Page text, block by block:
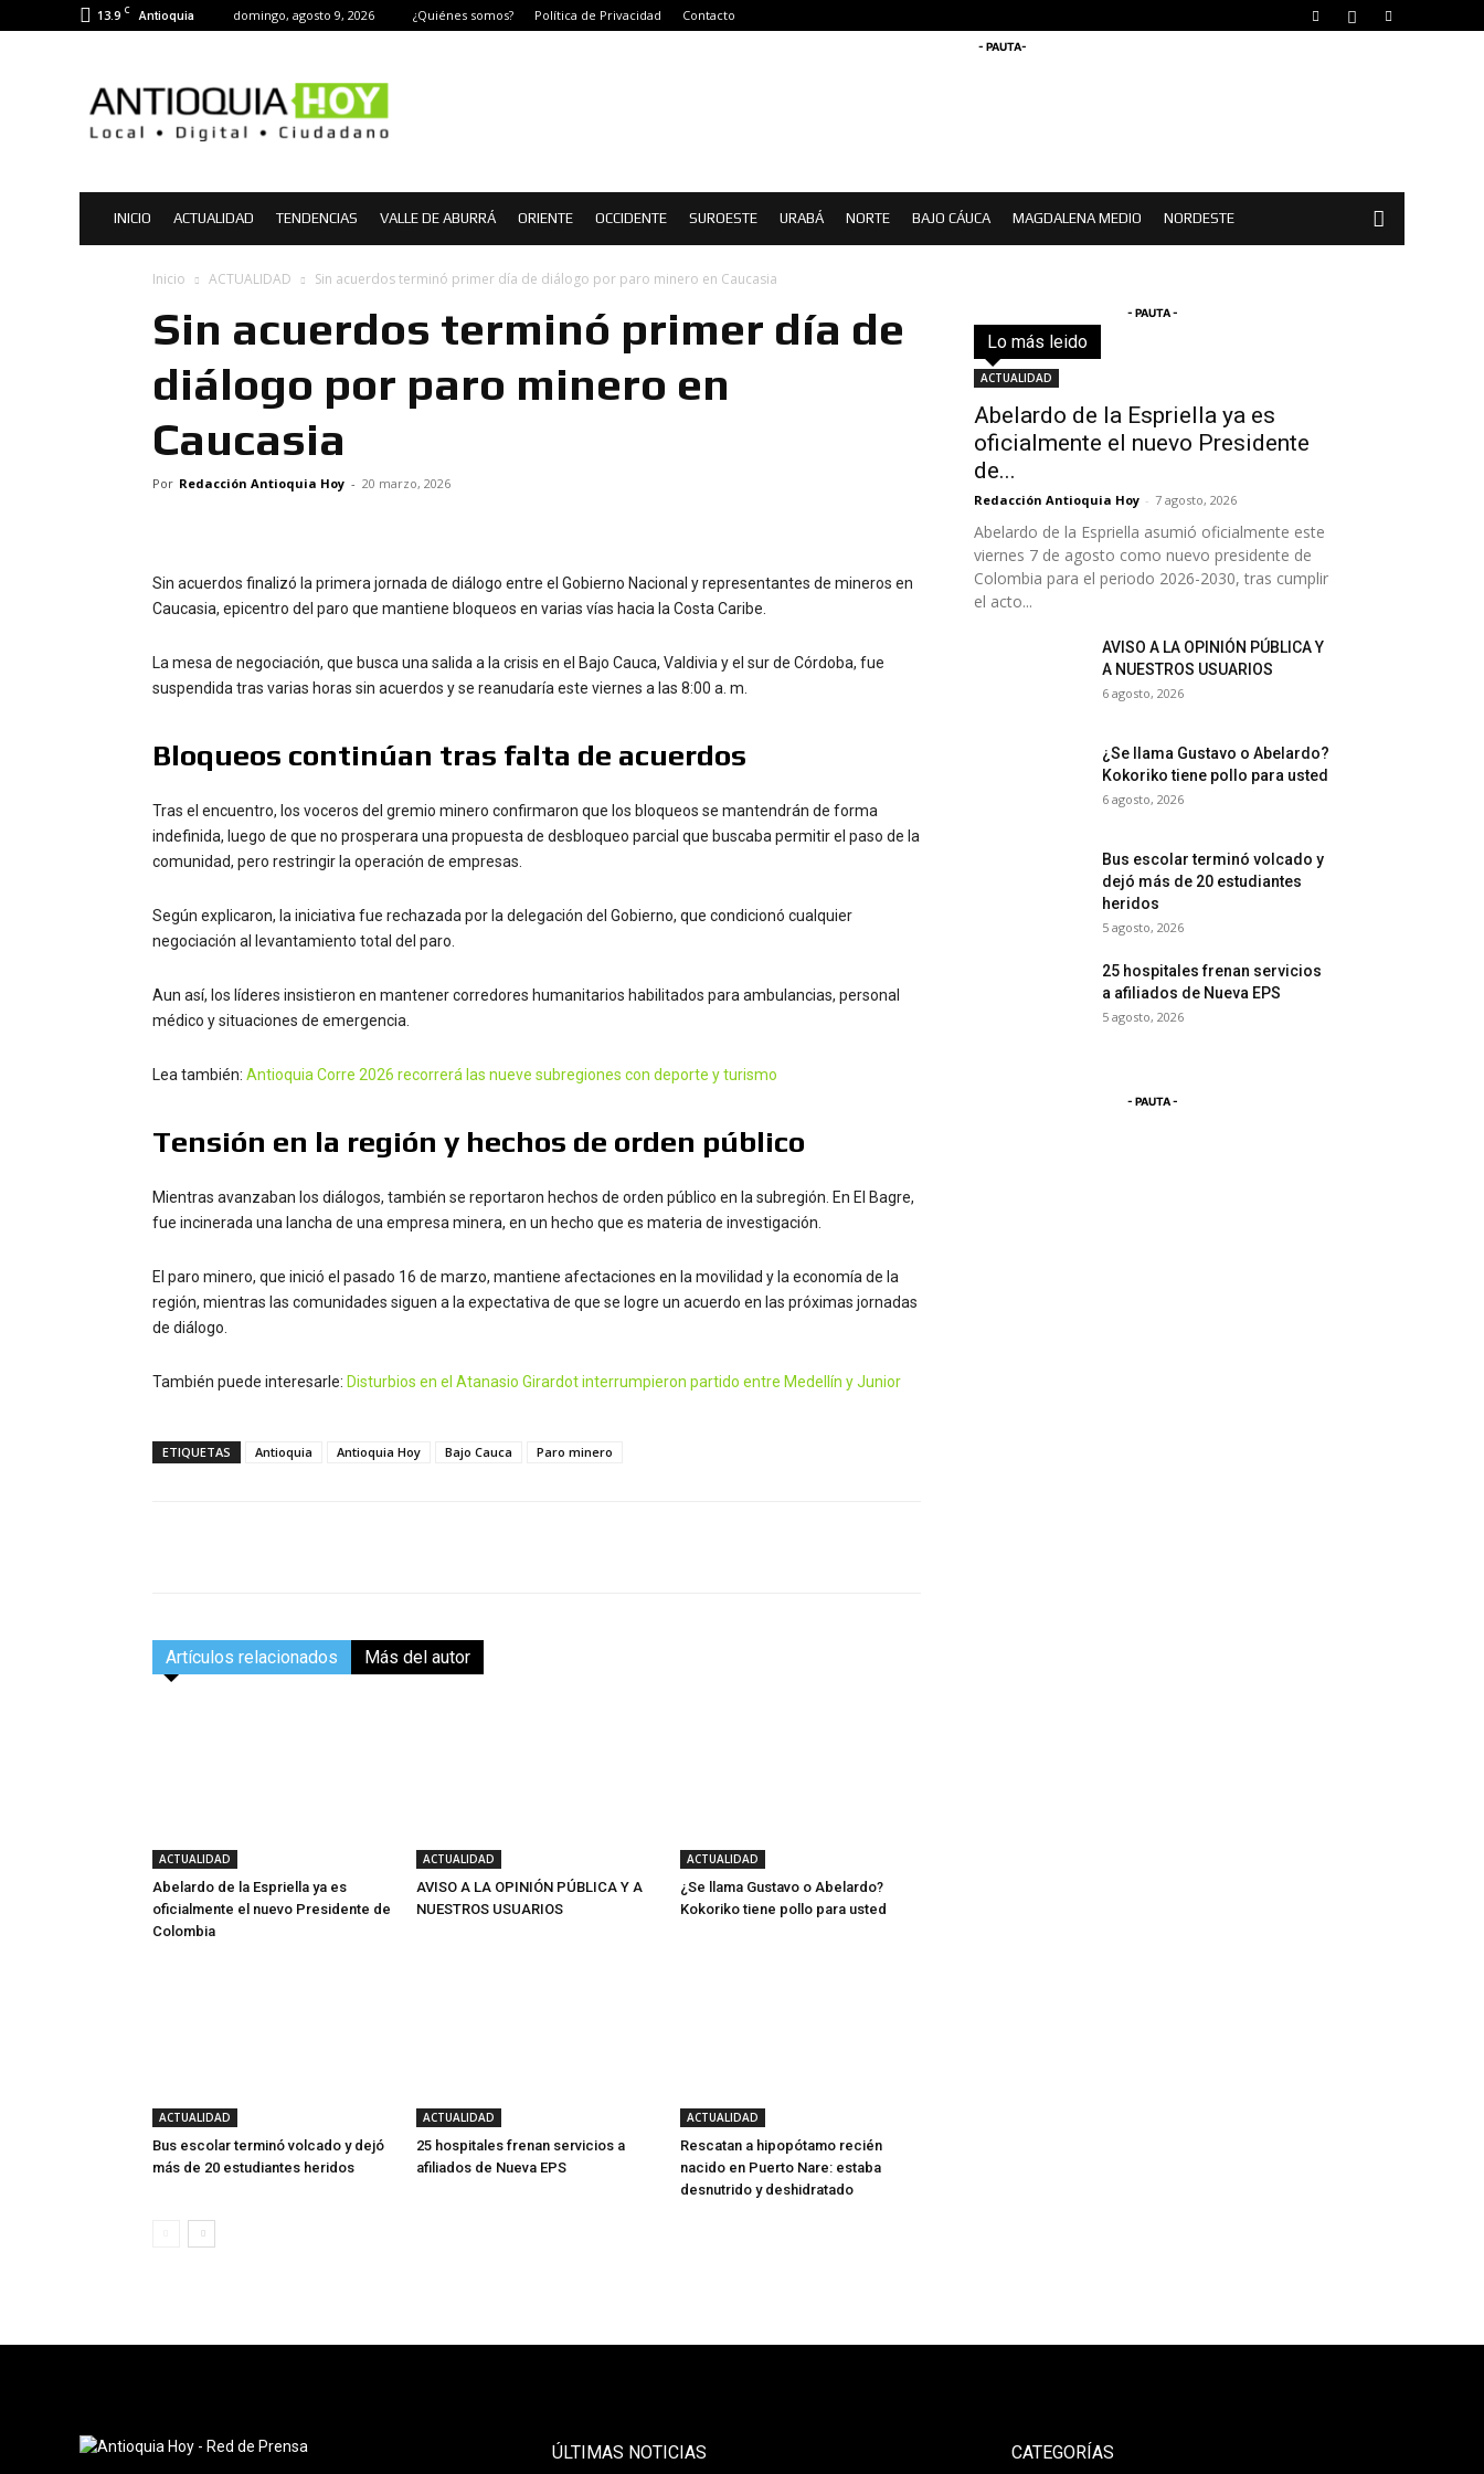
13.9 C Antioquia domingo, agosto 9, 2026 ¿Quiénes somos? Política de Privacidad Contacto
Hoy
|
Noticias
Antioquia
- PAUTA-
INICIO ACTUALIDAD TENDENCIAS VALLE DE ABURRÁ ORIENTE OCCIDENTE SUROESTE URABÁ NORTE BAJO CÁUCA MAGDALENA MEDIO NORDESTE
Inicio ACTUALIDAD Sin acuerdos terminó primer día de diálogo por paro minero en Caucasia
Sin acuerdos terminó primer día de
diálogo por paro minero en
Caucasia
Por Redacción Antioquia Hoy - 20 marzo, 2026
Sin acuerdos finalizó la primera jornada de diálogo entre el Gobierno Nacional y representantes de mineros en
Caucasia, epicentro del paro que mantiene bloqueos en varias vías hacia la Costa Caribe.
La mesa de negociación, que busca una salida a la crisis en el Bajo Cauca, Valdivia y el sur de Córdoba, fue
suspendida tras varias horas sin acuerdos y se reanudaría este viernes a las 8:00 a. m.
Bloqueos continúan tras falta de acuerdos
Tras el encuentro, los voceros del gremio minero confirmaron que los bloqueos se mantendrán de forma
indefinida, luego de que no prosperara una propuesta de desbloqueo parcial que buscaba permitir el paso de la
comunidad, pero restringir la operación de empresas.
Según explicaron, la iniciativa fue rechazada por la delegación del Gobierno, que condicionó cualquier
negociación al levantamiento total del paro.
Aun así, los líderes insistieron en mantener corredores humanitarios habilitados para ambulancias, personal
médico y situaciones de emergencia.
Lea también: Antioquia Corre 2026 recorrerá las nueve subregiones con deporte y turismo
Tensión en la región y hechos de orden público
Mientras avanzaban los diálogos, también se reportaron hechos de orden público en la subregión. En El Bagre,
fue incinerada una lancha de una empresa minera, en un hecho que es materia de investigación.
El paro minero, que inició el pasado 16 de marzo, mantiene afectaciones en la movilidad y la economía de la
región, mientras las comunidades siguen a la expectativa de que se logre un acuerdo en las próximas jornadas
de diálogo.
También puede interesarle: Disturbios en el Atanasio Girardot interrumpieron partido entre Medellín y Junior
ETIQUETAS Antioquia Antioquia Hoy Bajo Cauca Paro minero
Artículos relacionados Más del autor
ACTUALIDAD
Abelardo de la Espriella ya es
oficialmente el nuevo Presidente de
Colombia
ACTUALIDAD
AVISO A LA OPINIÓN PÚBLICA Y A
NUESTROS USUARIOS
ACTUALIDAD
¿Se llama Gustavo o Abelardo?
Kokoriko tiene pollo para usted
ACTUALIDAD
Bus escolar terminó volcado y dejó
más de 20 estudiantes heridos
ACTUALIDAD
25 hospitales frenan servicios a
afiliados de Nueva EPS
ACTUALIDAD
Rescatan a hipopótamo recién
nacido en Puerto Nare: estaba
desnutrido y deshidratado
- PAUTA -
Lo más leidoTodo
ACTUALIDAD
Abelardo de la Espriella ya es
oficialmente el nuevo Presidente
de...
Redacción Antioquia Hoy - 7 agosto, 2026
Abelardo de la Espriella asumió oficialmente este
viernes 7 de agosto como nuevo presidente de
Colombia para el periodo 2026-2030, tras cumplir
el acto...
AVISO A LA OPINIÓN PÚBLICA Y
A NUESTROS USUARIOS
6 agosto, 2026
¿Se llama Gustavo o Abelardo?
Kokoriko tiene pollo para usted
6 agosto, 2026
Bus escolar terminó volcado y
dejó más de 20 estudiantes
heridos
5 agosto, 2026
25 hospitales frenan servicios
a afiliados de Nueva EPS
5 agosto, 2026
- PAUTA -
ÚLTIMAS NOTICIAS CATEGORÍAS